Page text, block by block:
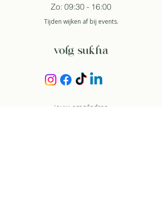
Zo: 09:30 - 16:00
Tijden wijken af bij events.
volg sukha